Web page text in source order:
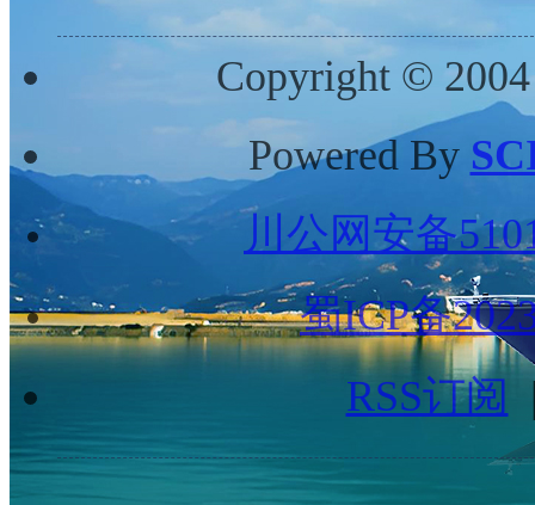
Copyright ©
Powered By
川公网安备
蜀ICP备
RSS订阅